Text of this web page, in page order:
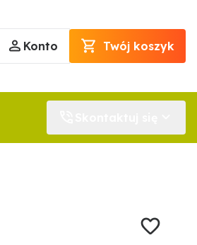
Konto Twój koszyk